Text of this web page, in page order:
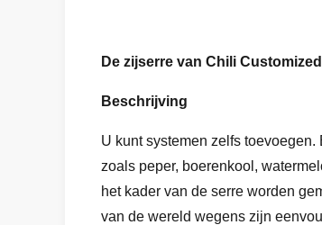
De zijserre van Chili
Beschrijving
U kunt systemen zelfs
zoals peper, boerenkool,
het kader van de serre worden
van de wereld wegens zijn